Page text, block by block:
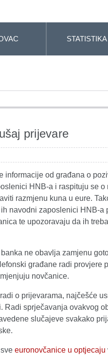
STATISTIKA
prijevare
informacije od građana o
HNB-a i raspituju se o
razmjenu kuna u eure.
navodni zaposlenici HNB-a
te upozoravaju da ih
ne obavlja zamjenu
građane radi provjere
novčanice.
o prijevarama, najčešće
Radi sprječavanja ovakvog
slučajeve svakako
euronovčanice u optjecaju